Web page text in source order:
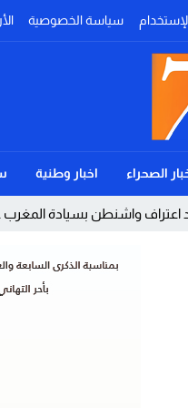
سياسة الخصوصية
الصحراء اخبار وطنية
اعتراف واشنطن بسيادة المغرب